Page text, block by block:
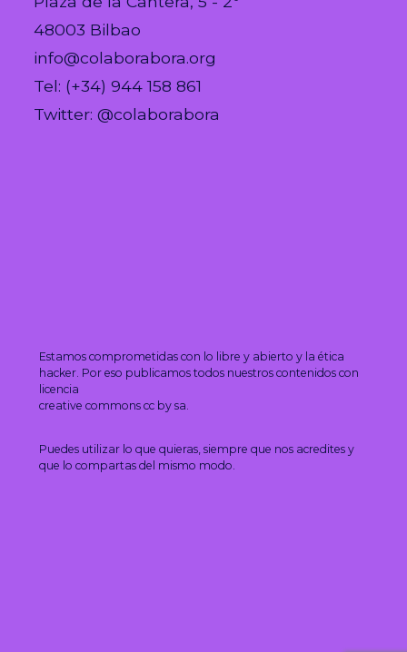
48003 Bilbao
info@colaborabora.org
Tel: (+34) 944 158 861
Twitter: @colaborabora
Estamos comprometidas con lo libre y abierto y la ética
hacker. Por eso publicamos todos nuestros contenidos con
licencia
creative commons cc by sa.
Puedes utilizar lo que quieras, siempre que nos acredites y
que lo compartas del mismo modo.